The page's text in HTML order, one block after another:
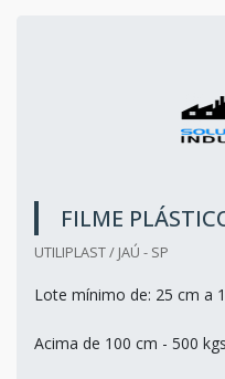
FILME
UTILIPLAST / JAÚ - SP
Lote mínimo de: 25 cm a
Acima de 100 cm - 500